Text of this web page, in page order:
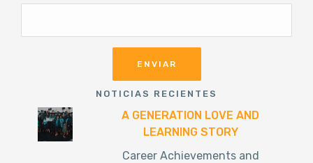
NOTICIAS RECIENTES
A GENERATION LOVE AND
LEARNING STORY
Career Achievements and